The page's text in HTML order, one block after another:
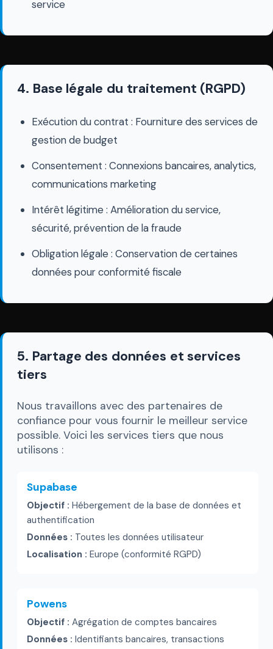
service
4. Base légale du traitement (RGPD)
Exécution du contrat : Fourniture des services de
gestion de budget
Consentement : Connexions bancaires, analytics,
communications marketing
Intérêt légitime : Amélioration du service,
sécurité, prévention de la fraude
Obligation légale : Conservation de certaines
données pour conformité fiscale
5. Partage des données et services
tiers
Nous travaillons avec des partenaires de
confiance pour vous fournir le meilleur service
possible. Voici les services tiers que nous
utilisons :
Supabase
Objectif : Hébergement de la base de données et
authentification
Données : Toutes les données utilisateur
Localisation : Europe (conformité RGPD)
Powens
Objectif : Agrégation de comptes bancaires
Données : Identifiants bancaires, transactions